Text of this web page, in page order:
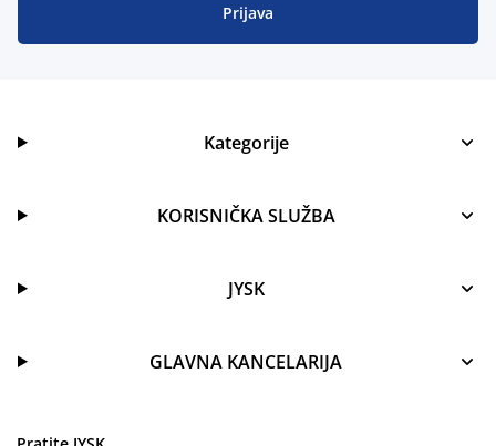
Prijava
Kategorije
KORISNIČKA SLUŽBA
JYSK
GLAVNA KANCELARIJA